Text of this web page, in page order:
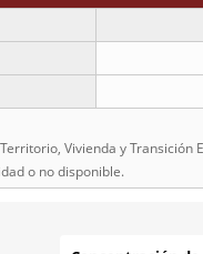
Vivienda y Transición
o no disponible.